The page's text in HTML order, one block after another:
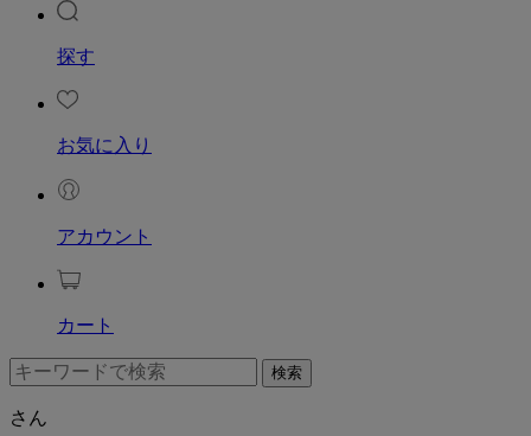
探す
お気に入り
アカウント
カート
さん